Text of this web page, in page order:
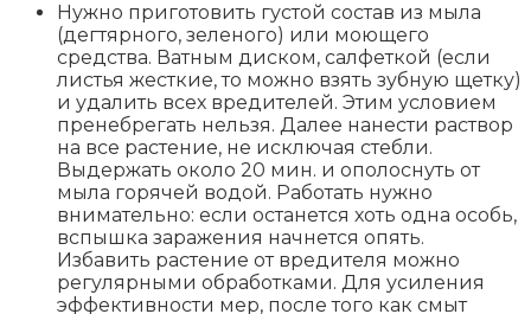
Нужно приготовить густой состав из мыла
(дегтярного, зеленого) или моющего
средства. Ватным диском, салфеткой (если
листья жесткие, то можно взять зубную щетку)
и удалить всех вредителей. Этим условием
пренебрегать нельзя. Далее нанести раствор
на все растение, не исключая стебли.
Выдержать около 20 мин. и ополоснуть от
мыла горячей водой. Работать нужно
внимательно: если останется хоть одна особь,
вспышка заражения начнется опять.
Избавить растение от вредителя можно
регулярными обработками. Для усиления
эффективности мер, после того как смыт